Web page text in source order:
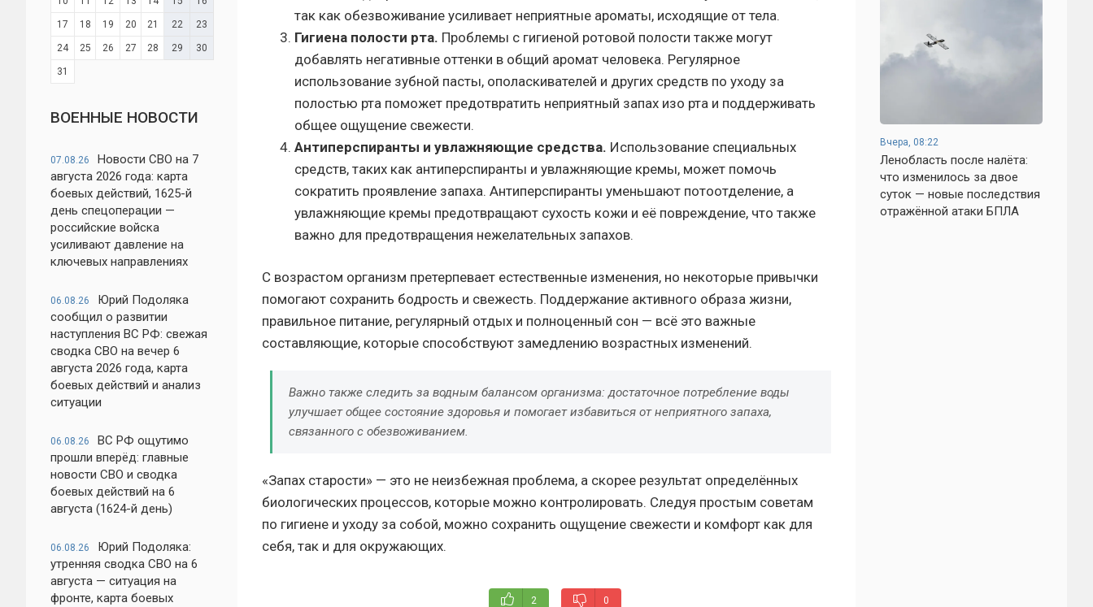
17 18 19 20 21 22 23
24 25 26 27 28 29 30
31
ВОЕННЫЕ НОВОСТИ
07.08.26
Новости СВО на 7
августа 2026 года: карта
боевых действий, 1625-й
день спецоперации —
российские войска
усиливают давление на
ключевых направлениях
06.08.26
Юрий Подоляка
сообщил о развитии
наступления ВС РФ: свежая
сводка СВО на вечер 6
августа 2026 года, карта
боевых действий и анализ
ситуации
06.08.26
ВС РФ ощутимо
прошли вперёд: главные
новости СВО и сводка
боевых действий на 6
августа (1624-й день)
06.08.26
Юрий Подоляка:
утренняя сводка СВО на 6
августа — ситуация на
фронте, карта боевых
так как обезвоживание усиливает неприятные ароматы, исходящие от тела.
Гигиена полости рта. Проблемы с гигиеной ротовой полости также могут
добавлять негативные оттенки в общий аромат человека. Регулярное
использование зубной пасты, ополаскивателей и других средств по уходу за
полостью рта поможет предотвратить неприятный запах изо рта и поддерживать
общее ощущение свежести.
Антиперспиранты и увлажняющие средства. Использование специальных
средств, таких как антиперспиранты и увлажняющие кремы, может помочь
сократить проявление запаха. Антиперспиранты уменьшают потоотделение, а
увлажняющие кремы предотвращают сухость кожи и её повреждение, что также
важно для предотвращения нежелательных запахов.
С возрастом организм претерпевает естественные изменения, но некоторые привычки
помогают сохранить бодрость и свежесть. Поддержание активного образа жизни,
правильное питание, регулярный отдых и полноценный сон — всё это важные
составляющие, которые способствуют замедлению возрастных изменений.
Важно также следить за водным балансом организма: достаточное потребление воды
улучшает общее состояние здоровья и помогает избавиться от неприятного запаха,
связанного с обезвоживанием.
«Запах старости» — это не неизбежная проблема, а скорее результат определённых
биологических процессов, которые можно контролировать. Следуя простым советам
по гигиене и уходу за собой, можно сохранить ощущение свежести и комфорт как для
себя, так и для окружающих.
2 0
Вчера, 08:22
Ленобласть после налёта:
что изменилось за двое
суток — новые последствия
отражённой атаки БПЛА